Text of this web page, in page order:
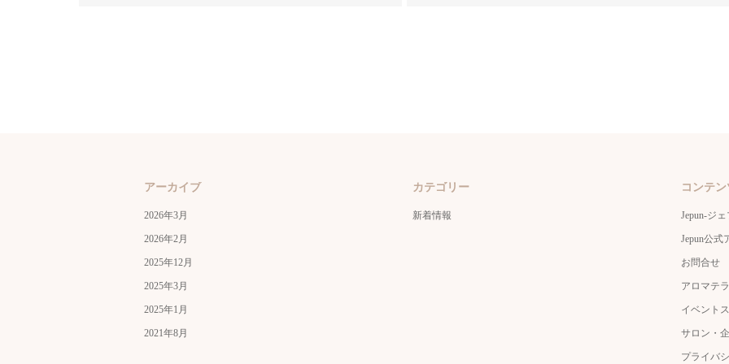
アーカイブ
2026年3月
2026年2月
2025年12月
2025年3月
2025年1月
2021年8月
カテゴリー
新着情報
コンテン
Jepun-ジ
Jepun公式
お問合せ
アロマテ
イベント
サロン・
プライバ